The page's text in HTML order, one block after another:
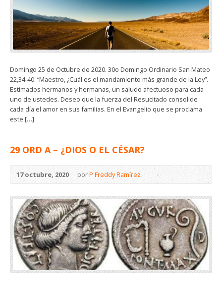
Domingo 25 de Octubre de 2020. 30o Domingo Ordinario San Mateo
22,34-40: “Maestro, ¿Cuál es el mandamiento más grande de la Ley”.
Estimados hermanos y hermanas, un saludo afectuoso para cada
uno de ustedes. Deseo que la fuerza del Resucitado consolide
cada día el amor en sus familias. En el Evangelio que se proclama
este […]
29 ORD A – ¿DIOS O EL CÉSAR?
17 octubre, 2020 porP Freddy Ramírez